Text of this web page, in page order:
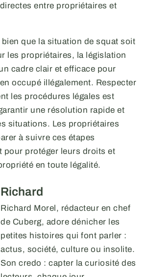
entre propriétaires et
que la situation de squat soit
les propriétaires, la législation
cadre clair et efficace pour
occupé illégalement. Respecter
les procédures légales est
une résolution rapide et
situations. Les propriétaires
à suivre ces étapes
pour protéger leurs droits et
en toute légalité.
Richard
Richard Morel, rédacteur en chef
de Cuberg, adore dénicher les
petites histoires qui font parler :
actus, société, culture ou insolite.
Son credo : capter la curiosité des